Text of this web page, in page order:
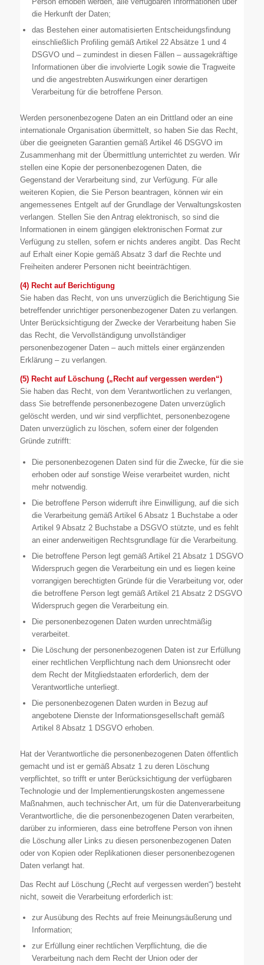
die Herkunft der Daten;
das Bestehen einer automatisierten Entscheidungsfindung
einschließlich Profiling gemäß Artikel 22 Absätze 1 und 4
DSGVO und – zumindest in diesen Fällen – aussagekräftige
Informationen über die involvierte Logik sowie die Tragweite
und die angestrebten Auswirkungen einer derartigen
Verarbeitung für die betroffene Person.
Werden personenbezogene Daten an ein Drittland oder an eine
internationale Organisation übermittelt, so haben Sie das Recht,
über die geeigneten Garantien gemäß Artikel 46 DSGVO im
Zusammenhang mit der Übermittlung unterrichtet zu werden. Wir
stellen eine Kopie der personenbezogenen Daten, die
Gegenstand der Verarbeitung sind, zur Verfügung. Für alle
weiteren Kopien, die Sie Person beantragen, können wir ein
angemessenes Entgelt auf der Grundlage der Verwaltungskosten
verlangen. Stellen Sie den Antrag elektronisch, so sind die
Informationen in einem gängigen elektronischen Format zur
Verfügung zu stellen, sofern er nichts anderes angibt. Das Recht
auf Erhalt einer Kopie gemäß Absatz 3 darf die Rechte und
Freiheiten anderer Personen nicht beeinträchtigen.
(4) Recht auf Berichtigung
Sie haben das Recht, von uns unverzüglich die Berichtigung Sie
betreffender unrichtiger personenbezogener Daten zu verlangen.
Unter Berücksichtigung der Zwecke der Verarbeitung haben Sie
das Recht, die Vervollständigung unvollständiger
personenbezogener Daten – auch mittels einer ergänzenden
Erklärung – zu verlangen.
(5) Recht auf Löschung („Recht auf vergessen werden“)
Sie haben das Recht, von dem Verantwortlichen zu verlangen,
dass Sie betreffende personenbezogene Daten unverzüglich
gelöscht werden, und wir sind verpflichtet, personenbezogene
Daten unverzüglich zu löschen, sofern einer der folgenden
Gründe zutrifft:
Die personenbezogenen Daten sind für die Zwecke, für die sie
erhoben oder auf sonstige Weise verarbeitet wurden, nicht
mehr notwendig.
Die betroffene Person widerruft ihre Einwilligung, auf die sich
die Verarbeitung gemäß Artikel 6 Absatz 1 Buchstabe a oder
Artikel 9 Absatz 2 Buchstabe a DSGVO stützte, und es fehlt
an einer anderweitigen Rechtsgrundlage für die Verarbeitung.
Die betroffene Person legt gemäß Artikel 21 Absatz 1 DSGVO
Widerspruch gegen die Verarbeitung ein und es liegen keine
vorrangigen berechtigten Gründe für die Verarbeitung vor, oder
die betroffene Person legt gemäß Artikel 21 Absatz 2 DSGVO
Widerspruch gegen die Verarbeitung ein.
Die personenbezogenen Daten wurden unrechtmäßig
verarbeitet.
Die Löschung der personenbezogenen Daten ist zur Erfüllung
einer rechtlichen Verpflichtung nach dem Unionsrecht oder
dem Recht der Mitgliedstaaten erforderlich, dem der
Verantwortliche unterliegt.
Die personenbezogenen Daten wurden in Bezug auf
angebotene Dienste der Informationsgesellschaft gemäß
Artikel 8 Absatz 1 DSGVO erhoben.
Hat der Verantwortliche die personenbezogenen Daten öffentlich
gemacht und ist er gemäß Absatz 1 zu deren Löschung
verpflichtet, so trifft er unter Berücksichtigung der verfügbaren
Technologie und der Implementierungskosten angemessene
Maßnahmen, auch technischer Art, um für die Datenverarbeitung
Verantwortliche, die die personenbezogenen Daten verarbeiten,
darüber zu informieren, dass eine betroffene Person von ihnen
die Löschung aller Links zu diesen personenbezogenen Daten
oder von Kopien oder Replikationen dieser personenbezogenen
Daten verlangt hat.
Das Recht auf Löschung („Recht auf vergessen werden“) besteht
nicht, soweit die Verarbeitung erforderlich ist:
zur Ausübung des Rechts auf freie Meinungsäußerung und
Information;
zur Erfüllung einer rechtlichen Verpflichtung, die die
Verarbeitung nach dem Recht der Union oder der